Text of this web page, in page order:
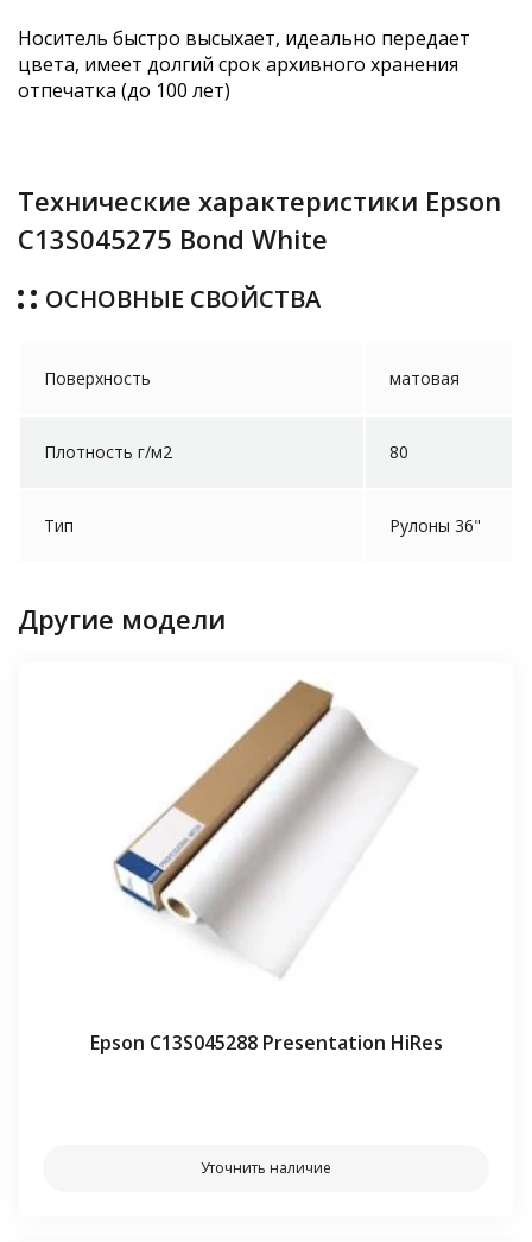
Носитель быстро высыхает, идеально передает
цвета, имеет долгий срок архивного хранения
отпечатка (до 100 лет)
Технические характеристики Epson
C13S045275 Bond White
ОСНОВНЫЕ СВОЙСТВА
Поверхность матовая
Плотность г/м2 80
Тип Рулоны 36"
Другие модели
Epson C13S045288 Presentation HiRes
Уточнить наличие